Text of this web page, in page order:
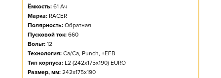
Ёмкость: 61 Ач
Марка: RACER
Полярность: Обратная
Пусковой ток: 660
Вольт: 12
Технология: Ca/Ca, Punch, +EFB
Тип корпуса: L2 (242x175x190) EURO
Размер, мм: 242x175x190